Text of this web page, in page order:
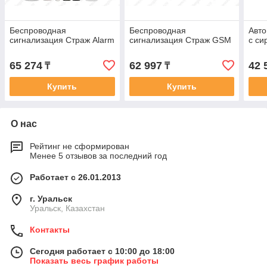
Беспроводная
сигнализация Страж Alarm
65 274 ₸
Купить
Беспроводная
сигнализация Страж GSM
62 997₸
Купить
с
42
О нас
Рейтинг не сформирован
Менее 5 отзывов за последний год
Работает с 26.01.2013
г. Уральск
Уральск, Казахстан
Контакты
Сегодня работает с 10:00 до 18:00
Показать весь график работы